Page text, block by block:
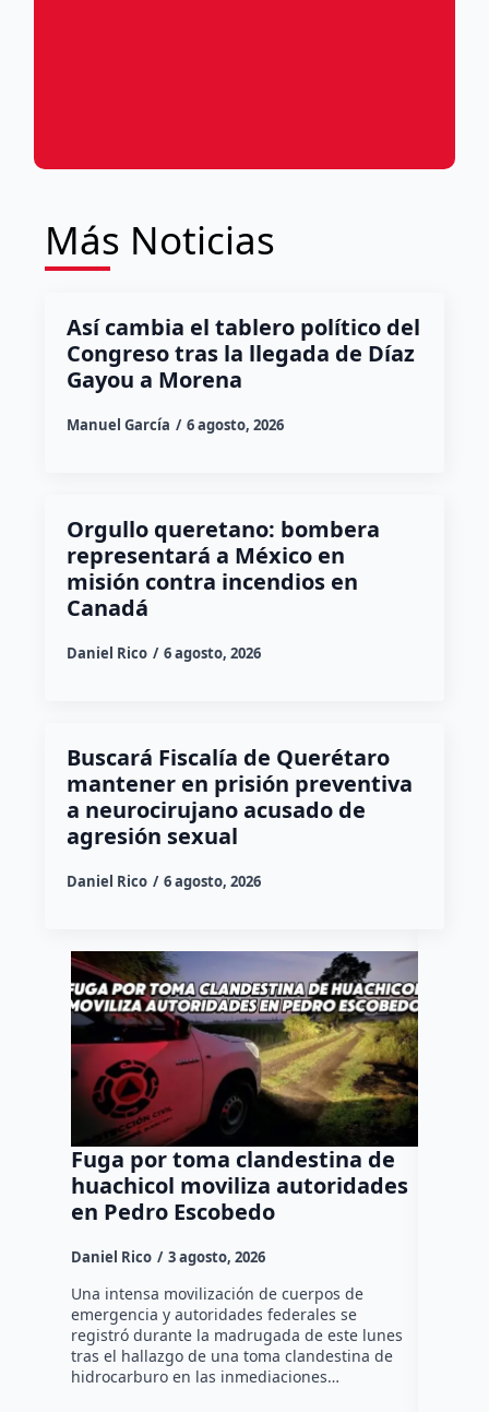
Más Noticias
Así cambia el tablero político del
Congreso tras la llegada de Díaz
Gayou a Morena
Manuel García 6 agosto, 2026
Orgullo queretano: bombera
representará a México en
misión contra incendios en
Canadá
Daniel Rico 6 agosto, 2026
Buscará Fiscalía de Querétaro
mantener en prisión preventiva
a neurocirujano acusado de
agresión sexual
Daniel Rico 6 agosto, 2026
Fuga por toma clandestina de
huachicol moviliza autoridades
en Pedro Escobedo
Daniel Rico 3 agosto, 2026
Una intensa movilización de cuerpos de
emergencia y autoridades federales se
registró durante la madrugada de este lunes
tras el hallazgo de una toma clandestina de
hidrocarburo en las inmediaciones…